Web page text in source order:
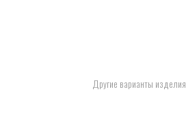
Другие варианты изделия